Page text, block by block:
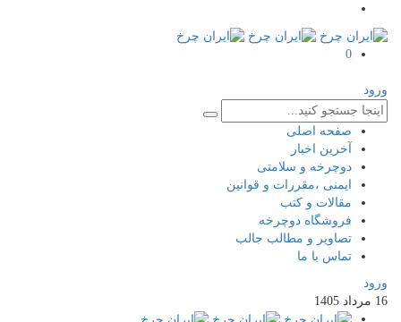
0
ورود
صفحه اصلی
آخرین اخبار
دوچرخه و سلامتی
ایمنی ،مقررات و قوانین
مقالات و کتب
فروشگاه دوچرخه
تصاویر و مطالب جالب
تماس با ما
ورود
16 مرداد 1405